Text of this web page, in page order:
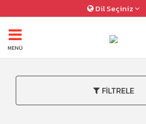
Dil Seçiniz
MENÜ
FİLTRELE